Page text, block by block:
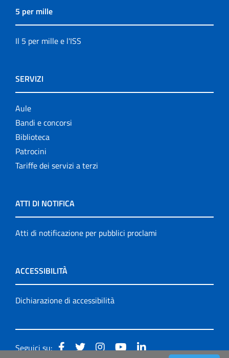
5 per mille
Il 5 per mille e l'ISS
SERVIZI
Aule
Bandi e concorsi
Biblioteca
Patrocini
Tariffe dei servizi a terzi
ATTI DI NOTIFICA
Atti di notificazione per pubblici proclami
ACCESSIBILITÀ
Dichiarazione di accessibilità
Seguici su: